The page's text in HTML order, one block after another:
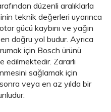
düzenli aralıklarla
teknik değerleri uyarınca
gücü kaybını ve yağın
doğru yol budur. Ayrıca
için Bosch ürünü
edilmektedir. Zararlı
sağlamak için
veya en az yılda bir